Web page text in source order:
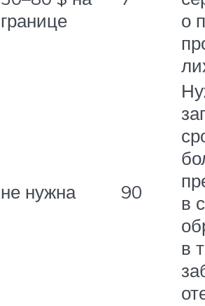
границе
о
не нужна 90
в
в